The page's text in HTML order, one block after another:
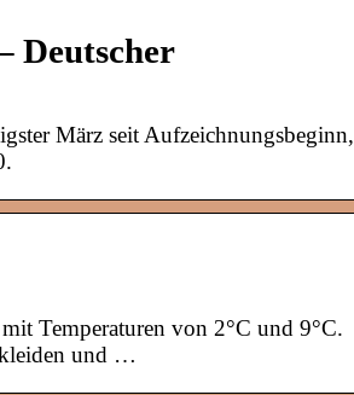
Deutscher
März seit Aufzeichnungsbeginn,
Temperaturen von 2°C und 9°C.
kleiden und …